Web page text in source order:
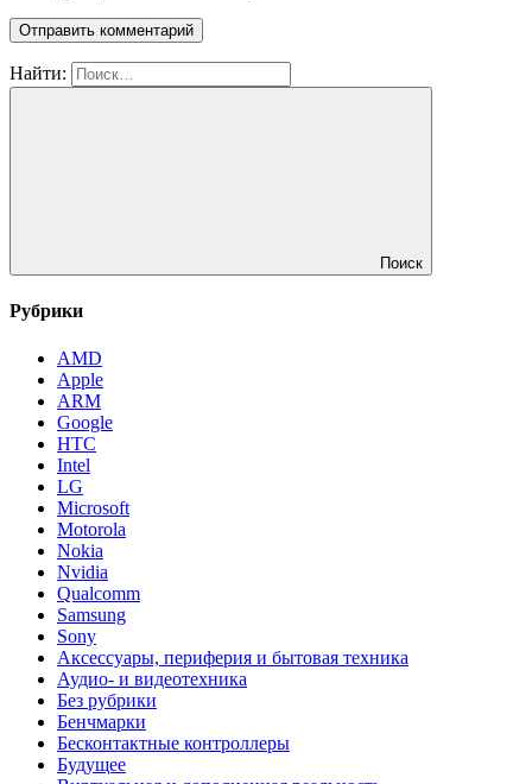
Найти:
Поиск
Рубрики
AMD
Apple
ARM
Google
HTC
Intel
LG
Microsoft
Motorola
Nokia
Nvidia
Qualcomm
Samsung
Sony
Аксессуары, периферия и бытовая техника
Аудио- и видеотехника
Без рубрики
Бенчмарки
Бесконтактные контроллеры
Будущее